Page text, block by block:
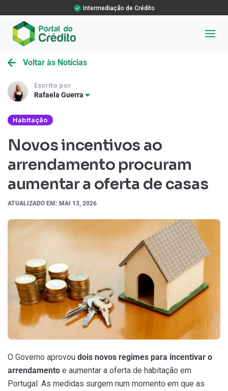
Intermediação de Crédito
Voltar às Notícias
Escrito por
Rafaela Guerra
Habitação
Novos incentivos ao
arrendamento procuram
aumentar a oferta de casas
ATUALIZADO EM: MAI 13, 2026
O Governo aprovou dois novos regimes para incentivar o
arrendamento e aumentar a oferta de habitação em
Portugal. As medidas surgem num momento em que as